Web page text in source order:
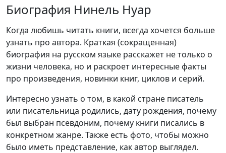
Биография Нинель Нуар
Когда любишь читать книги, всегда хочется больше
узнать про автора. Краткая (сокращенная)
биография на русском языке расскажет не только о
жизни человека, но и раскроет интересные факты
про произведения, новинки книг, циклов и серий.
Интересно узнать о том, в какой стране писатель
или писательница родились, дату рождения, почему
был выбран псевдоним, почему книги писались в
конкретном жанре. Также есть фото, чтобы можно
было иметь представление, как автор выглядел.